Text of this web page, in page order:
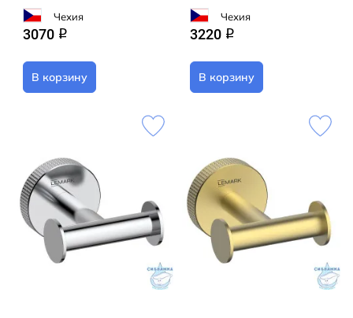
Чехия
3070 q
В корзину
Чехия
3220 q
В корзину